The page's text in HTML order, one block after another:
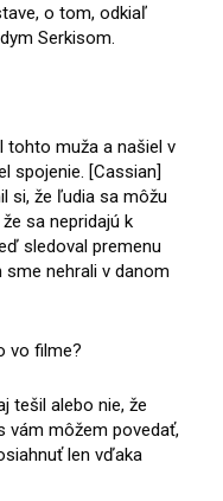
o tom, odkiaľ
Serkisom.
tohto muža a našiel v
spojenie. [Cassian]
si, že ľudia sa môžu
sa nepridajú k
sledoval premenu
nehrali v danom
vo filme?
tešil alebo nie, že
vám môžem povedať,
len vďaka